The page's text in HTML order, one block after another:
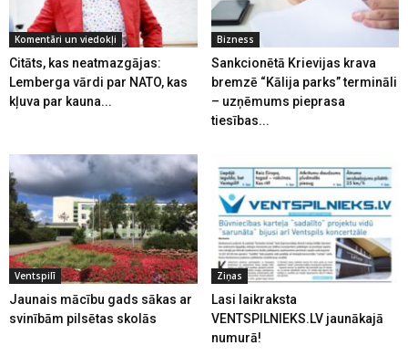
Komentāri un viedokļi
Citāts, kas neatmazgājas:
Lemberga vārdi par NATO, kas
kļuva par kauna...
Bizness
Sankcionētā Krievijas krava
bremzē “Kālija parks” termināli
– uzņēmums pieprasa
tiesības...
Ventspilī
Jaunais mācību gads sākas ar
svinībām pilsētas skolās
Ziņas
Lasi laikraksta
VENTSPILNIEKS.LV jaunākajā
numurā!